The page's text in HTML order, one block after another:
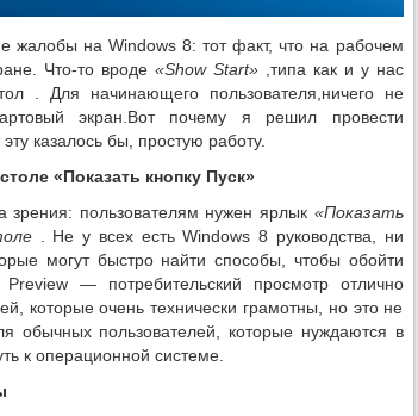
жалобы на Windows 8: тот факт, что на рабочем
Что-то вроде «Show Start»,типа как и у нас
. Для начинающего пользователя,ничего не
экран.Вот почему я решил провести
казалось бы, простую работу.
«Показать кнопку Пуск»
зрения: пользователям нужен ярлык «Показать
. Не у всех есть Windows 8 руководства, ни
могут быстро найти способы, чтобы обойти
— потребительский просмотр отлично
которые очень технически грамотны, но это не
обычных пользователей, которые нуждаются в
к операционной системе.